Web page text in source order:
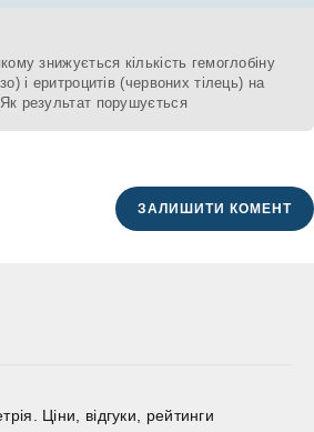
Ціни, відгуки, рейтинги
знижується кількість гемоглобіну
і еритроцитів (червоних тілець) на
результат порушується
ЗАЛИШИТИ КОМЕНТ